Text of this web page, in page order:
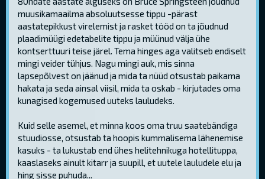
muusikamaailma absoluutsesse tippu -pärast
aastatepikkust virelemist ja rasket tööd on ta jõudnud
plaadimüügi edetabelite tippu ja müünud välja ühe
kontserttuuri teise järel. Tema hinges aga valitseb endiselt
mingi veider tühjus. Nagu mingi auk, mis sinna
lapsepõlvest on jäänud ja mida ta nüüd otsustab paikama
hakata ja seda ainsal viisil, mida ta oskab - kirjutades oma
kunagised kogemused uuteks lauludeks.
Kuid selle asemel, et minna koos oma truu saatebändiga
stuudiosse, otsustab ta hoopis kummalisema lähenemise
kasuks - ta lukustab end ühes helitehnikuga hotellituppa,
kaaslaseks ainult kitarr ja suupill, et uutele lauludele elu ja
hing sisse puhuda...